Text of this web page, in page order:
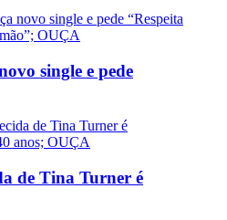
single e pede
de Tina Turner é